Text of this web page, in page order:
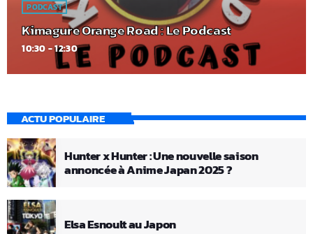
PODCAST
Kimagure Orange Road : Le Podcast
10:30 - 12:30
ACTU POPULAIRE
Hunter x Hunter : Une nouvelle saison
annoncée à Anime Japan 2025 ?
Elsa Esnoult au Japon